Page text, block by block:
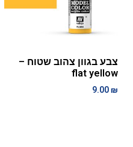
צבע בגוון צהוב שטוח –
flat yellow
9.00₪